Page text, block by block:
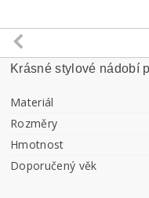
Krásné stylové nádobí
Materiál
Rozměry
Hmotnost
Doporučený věk